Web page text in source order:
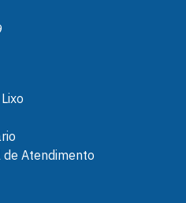
Atendimento